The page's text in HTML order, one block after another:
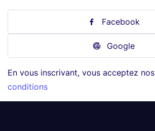
Facebook
Google
En vous inscrivant, vous acceptez nos
conditions